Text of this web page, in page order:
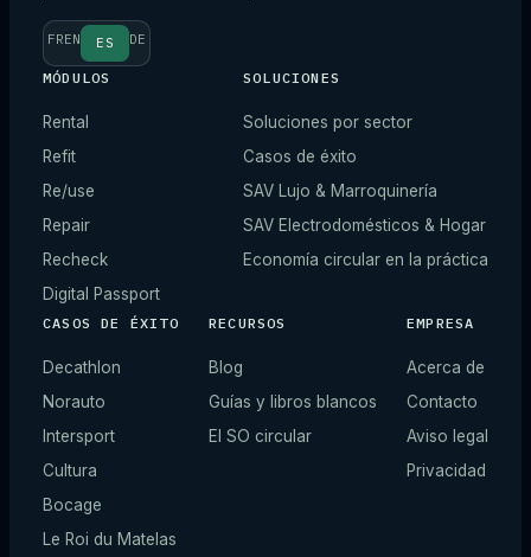
FREN ES DE
MÓDULOS
Rental
Refit
Re/use
Repair
Recheck
Digital Passport
SOLUCIONES
Soluciones por sector
Casos de éxito
SAV Lujo & Marroquinería
SAV Electrodomésticos & Hogar
Economía circular en la práctica
CASOS DE ÉXITO
Decathlon
Norauto
Intersport
Cultura
Bocage
Le Roi du Matelas
RECURSOS
Blog
Guías y libros blancos
El SO circular
EMPRESA
Acerca de
Contacto
Aviso legal
Privacidad